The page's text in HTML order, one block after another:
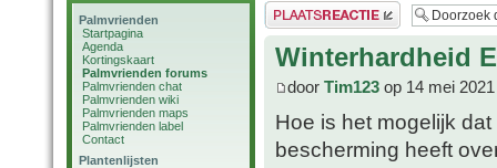
Palmvrienden
Startpagina
Agenda
Kortingskaart
Palmvrienden forums
Palmvrienden chat
Palmvrienden wiki
Palmvrienden maps
Palmvrienden label
Contact
Plantenlijsten
Plaats een reactie
Winterhardheid
door Tim123 op 14 mei
Hoe is het mogelijk
bescherming heeft